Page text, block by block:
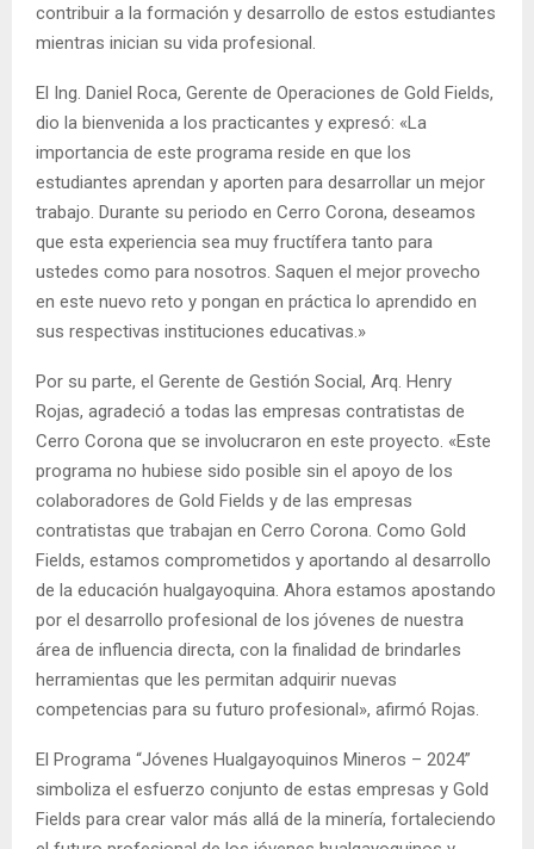
contribuir a la formación y desarrollo de estos estudiantes
mientras inician su vida profesional.
El Ing. Daniel Roca, Gerente de Operaciones de Gold Fields,
dio la bienvenida a los practicantes y expresó: «La
importancia de este programa reside en que los
estudiantes aprendan y aporten para desarrollar un mejor
trabajo. Durante su periodo en Cerro Corona, deseamos
que esta experiencia sea muy fructífera tanto para
ustedes como para nosotros. Saquen el mejor provecho
en este nuevo reto y pongan en práctica lo aprendido en
sus respectivas instituciones educativas.»
Por su parte, el Gerente de Gestión Social, Arq. Henry
Rojas, agradeció a todas las empresas contratistas de
Cerro Corona que se involucraron en este proyecto. «Este
programa no hubiese sido posible sin el apoyo de los
colaboradores de Gold Fields y de las empresas
contratistas que trabajan en Cerro Corona. Como Gold
Fields, estamos comprometidos y aportando al desarrollo
de la educación hualgayoquina. Ahora estamos apostando
por el desarrollo profesional de los jóvenes de nuestra
área de influencia directa, con la finalidad de brindarles
herramientas que les permitan adquirir nuevas
competencias para su futuro profesional», afirmó Rojas.
El Programa “Jóvenes Hualgayoquinos Mineros – 2024”
simboliza el esfuerzo conjunto de estas empresas y Gold
Fields para crear valor más allá de la minería, fortaleciendo